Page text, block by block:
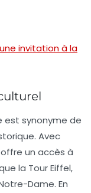
invitation à la
est synonyme de
. Avec
un accès à
la Tour Eiffel,
Dame. En